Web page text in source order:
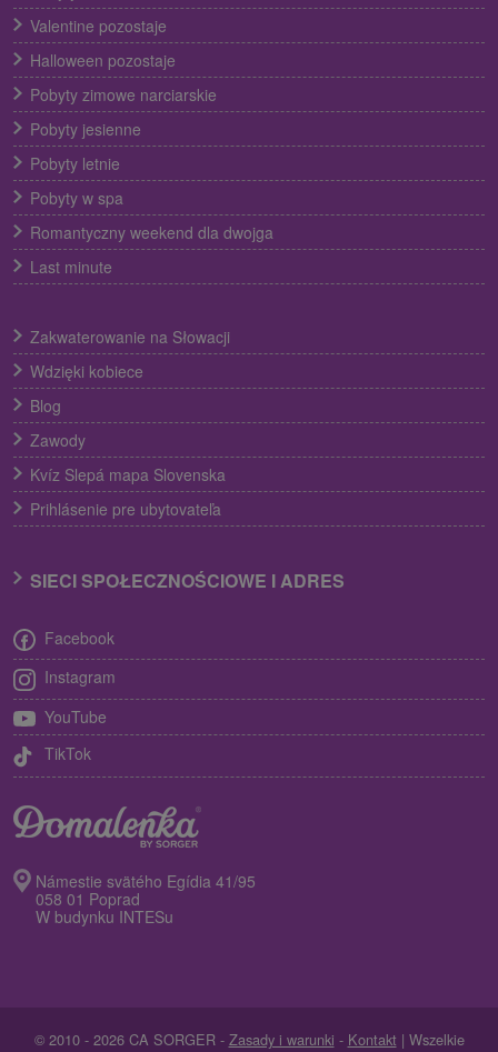
Valentine pozostaje
Halloween pozostaje
Pobyty zimowe narciarskie
Pobyty jesienne
Pobyty letnie
Pobyty w spa
Romantyczny weekend dla dwojga
Last minute
Zakwaterowanie na Słowacji
Wdzięki kobiece
Blog
Zawody
Kvíz Slepá mapa Slovenska
Prihlásenie pre ubytovateľa
SIECI SPOŁECZNOŚCIOWE I ADRES
Facebook
Instagram
YouTube
TikTok
Námestie svätého Egídia 41/95
058 01 Poprad
W budynku INTESu
© 2010 - 2026 CA SORGER - Zasady i warunki - Kontakt | Wszelkie